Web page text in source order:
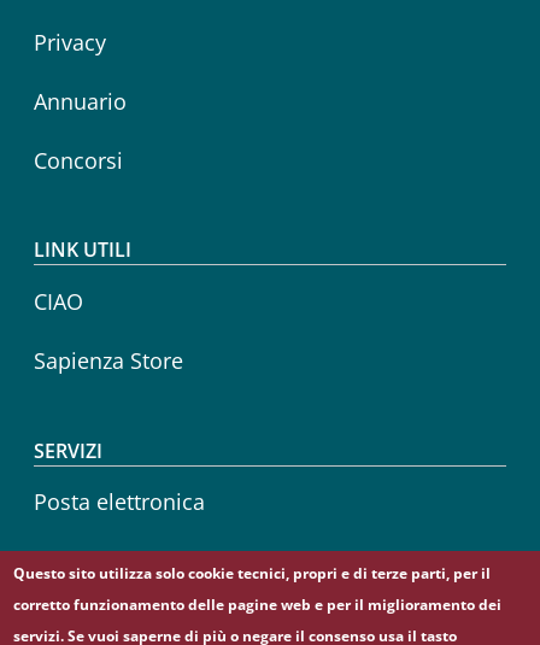
Privacy
Annuario
Concorsi
LINK UTILI
CIAO
Sapienza Store
SERVIZI
Posta elettronica
Sapienza Wireless
Career service
Questo sito utilizza solo cookie tecnici, propri e di terze parti, per il
corretto funzionamento delle pagine web e per il miglioramento dei
servizi. Se vuoi saperne di più o negare il consenso usa il tasto